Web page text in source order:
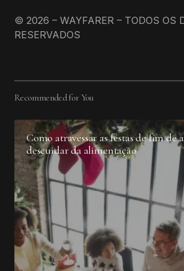
© 2026 – WAYFARER – TODOS OS
RESERVADOS
Recommended for You
Como atravessar as festas de fim de
descuidar da alimentação